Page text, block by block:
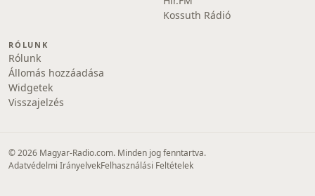
Kossuth Rádió
RÓLUNK
Rólunk
Állomás hozzáadása
Widgetek
Visszajelzés
© 2026 Magyar-Radio.com. Minden jog fenntartva.
Adatvédelmi IrányelvekFelhasználási Feltételek